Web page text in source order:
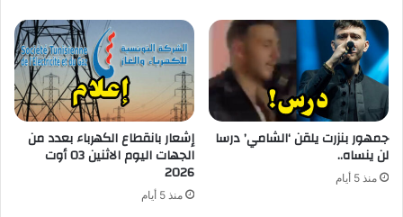
جمهور بنزرت يلقن ‘الشامي’ درسا
لن ينساه..
منذ 5 أيام
إشعار بانقطاع الكهرباء بعدد من
الجهات اليوم الاثنين 03 أوت
2026
منذ 5 أيام